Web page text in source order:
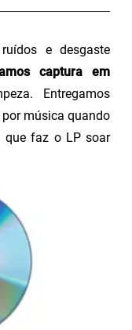
e desgaste
captura em
Entregamos
música quando
que faz o LP soar